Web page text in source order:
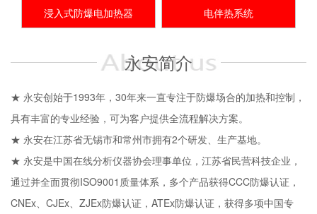
浸入式防爆电加热器 电伴热系统
永安简介
★ 永安创始于1993年，30年来一直专注于防爆场合的加热和控制，
具有丰富的专业经验，可为客户提供全流程解决方案。
★ 永安在江苏省无锡市和常州市拥有2个研发、生产基地。
★ 永安是中国在线分析仪器协会理事单位，江苏省民营科技企业，
通过并全面贯彻ISO9001质量体系，多个产品获得CCC防爆认证，
CNEx、CJEx、ZJEx防爆认证，ATEx防爆认证，获得多项中国专